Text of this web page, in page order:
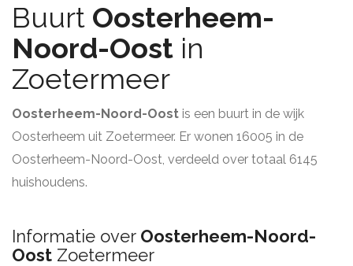
Buurt Oosterheem-
Noord-Oost in
Zoetermeer
Oosterheem-Noord-Oost is een buurt in de wijk
Oosterheem uit Zoetermeer. Er wonen 16005 in de
Oosterheem-Noord-Oost, verdeeld over totaal 6145
huishoudens.
Informatie over Oosterheem-Noord-
Oost Zoetermeer